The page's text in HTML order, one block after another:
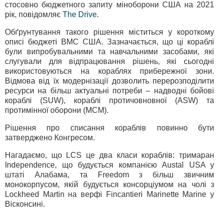
стосовно бюджетного запиту міноборони США на 2021
рік, повідомляє The Drive.
Обґрунтування такого рішення міститься у короткому
описі бюджеті ВМС США. Зазначається, що ці кораблі
були випробувальними та навчальними засобами, які
слугували для відпрацювання рішень, які сьогодні
використовуються на кораблях прибережної зони.
Відмова від їх модернізації дозволить перерозподілити
ресурси на більш актуальні потреби – надводні бойові
кораблі (SUW), кораблі протичовновної (ASW) та
протимінної оборони (MCM).
Рішення про списання кораблів повинно бути
затверджено Конгресом.
Нагадаємо, що LCS це два класи кораблів: тримаран
Independence, що будується компанією Austal USA у
штаті Алабама, та Freedom з більш звичним
монокорпусом, якій будується консорціумом на чолі з
Lockheed Martin на верфі Fincantieri Marinette Marine у
Вісконсині.